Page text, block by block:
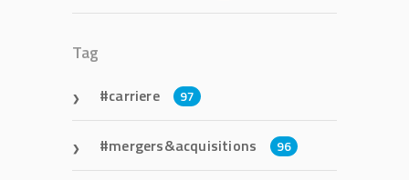
Tag
carriere 97
mergers&acquisitions 96